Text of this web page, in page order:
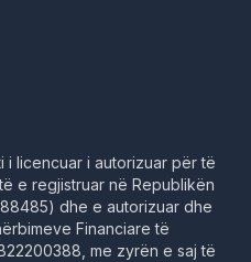
i licencuar i autorizuar për të
e regjistruar në Republikën
dhe e autorizuar dhe
Financiare të
me zyrën e saj të